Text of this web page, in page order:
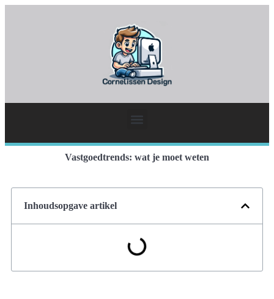
Vastgoedtrends: wat je moet weten
Inhoudsopgave artikel